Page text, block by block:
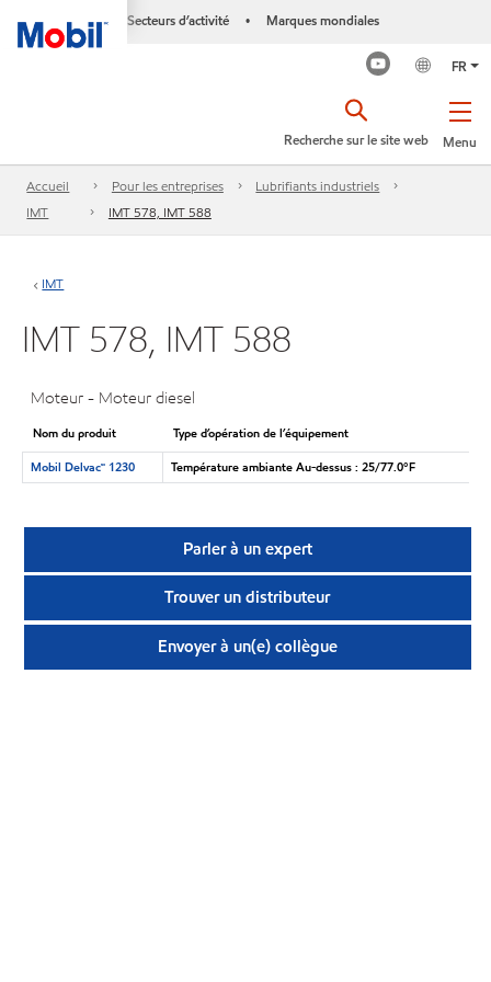
Secteurs d’activité • Marques mondiales
FR
Menu
Recherche sur le site web
Accueil Pour les entreprises
Lubrifiants industriels
IMT
IMT 578, IMT 588
IMT
IMT 578, IMT 588
Moteur - Moteur diesel
Nom du produit
Type d’opération de l’équipement
Mobil Delvac🅪 1230
Température ambiante Au-dessus : 25/77.0°F
Parler à un expert
Trouver un distributeur
Envoyer à un(e) collègue